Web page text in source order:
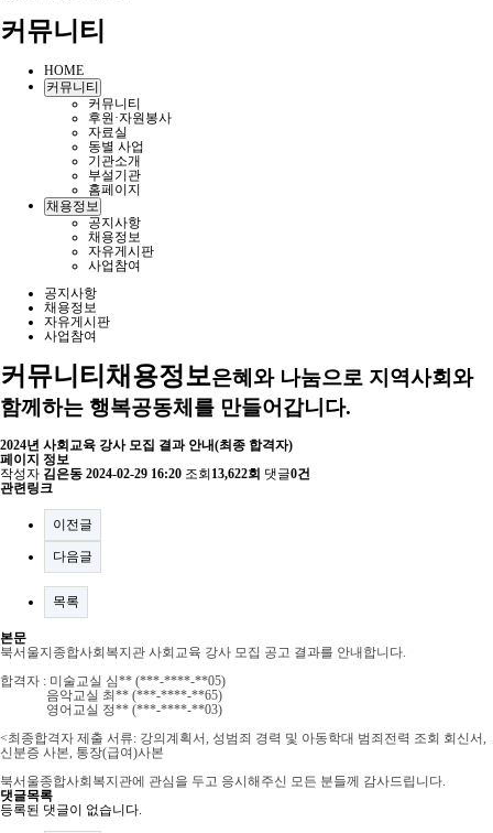
커뮤니티
HOME
커뮤니티
커뮤니티
후원·자원봉사
자료실
동별 사업
기관소개
부설기관
홈페이지
채용정보
공지사항
채용정보
자유게시판
사업참여
공지사항
채용정보
자유게시판
사업참여
커뮤니티 채용정보은혜와 나눔으로 지역사회와
함께하는 행복공동체를 만들어갑니다.
2024년 사회교육 강사 모집 결과 안내(최종 합격자)
페이지 정보
작성자 김은동 2024-02-29 16:20 조회 13,622회 댓글0건
관련링크
이전글
다음글
목록
본문
북서울지종합사회복지관 사회교육 강사 모집 공고 결과를 안내합니다.
합격자 : 미술교실 심** (***-****-**05)
음악교실 최** (***-****-**65)
영어교실 정** (***-****-**03)
<최종합격자 제출 서류: 강의계획서, 성범죄 경력 및 아동학대 범죄전력 조회 회신서,
신분증 사본, 통장(급여)사본
북서울종합사회복지관에 관심을 두고 응시해주신 모든 분들께 감사드립니다.
댓글목록
등록된 댓글이 없습니다.